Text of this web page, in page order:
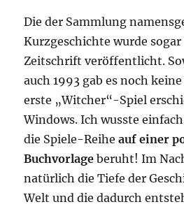
Die der Sammlung
Kurzgeschichte wurde
Zeitschrift veröffentlicht.
auch 1993 gab es noch
erste „Witcher“-Spiel
Windows. Ich wusste
die Spiele-Reiheauf einer
Buchvorlage beruht! Im
natürlich die Tiefe der
Welt und die dadurch